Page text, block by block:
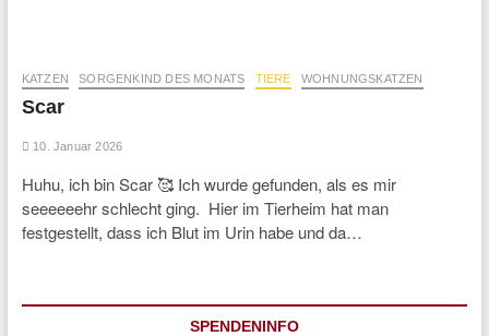
KATZEN SORGENKIND DES MONATS TIERE WOHNUNGSKATZEN
Scar
10. Januar 2026
Huhu, ich bin Scar 🥰 Ich wurde gefunden, als es mir
seeeeeehr schlecht ging. Hier im Tierheim hat man
festgestellt, dass ich Blut im Urin habe und da…
SPENDENINFO